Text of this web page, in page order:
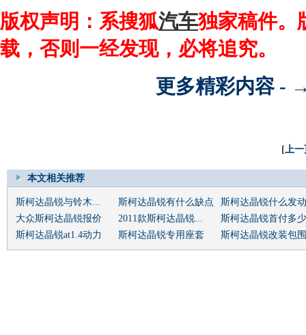
版权声明：系搜狐汽车独家稿件。
载，否则一经发现，必将追究。
更多精彩内容 -
[上一
本文相关推荐
斯柯达晶锐与铃木... 斯柯达晶锐有什么缺点
斯柯达晶锐什么发
大众斯柯达晶锐报价
2011款斯柯达晶锐...
斯柯达晶锐首付多少
斯柯达晶锐at1.4动力
斯柯达晶锐专用座套 斯柯达晶锐改装包围